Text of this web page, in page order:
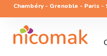
Chambéry - Grenoble - Paris -